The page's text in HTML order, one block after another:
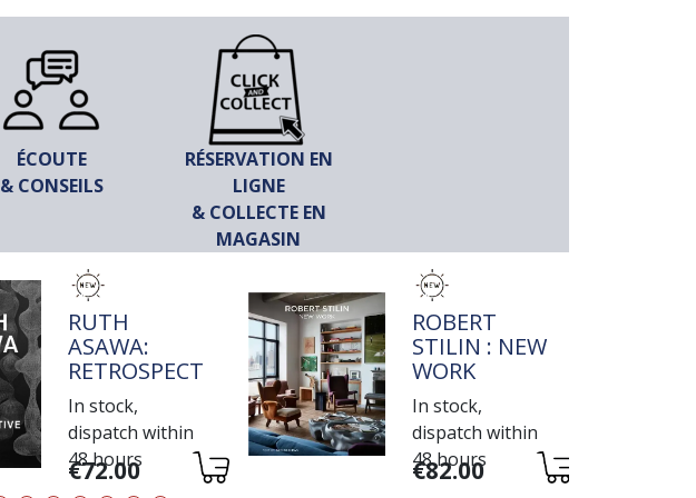
ÉCOUTE
& CONSEILS
RÉSERVATION EN
LIGNE
& COLLECTE EN
MAGASIN
TITRE
RUTH
ASAWA:
RETROSPECTIVE
In stock,
dispatch within
48 hours
Variations
€72.00
TITRE
ROBERT
STILIN : NEW
WORK
In stock,
dispatch within
48 hours
Variations
€82.00